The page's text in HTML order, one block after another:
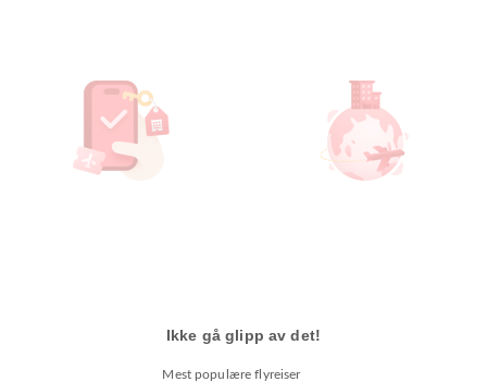
Ikke gå glipp av det!
Mest populære flyreiser